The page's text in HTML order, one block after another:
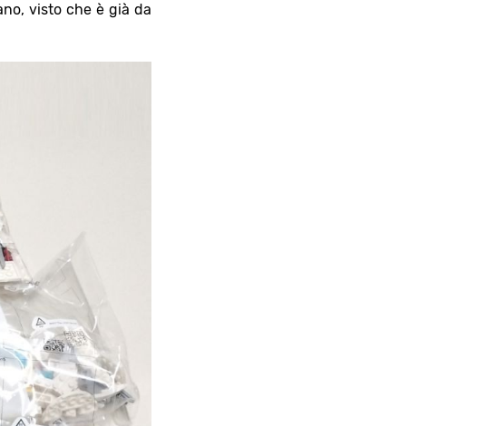
visto che è già da